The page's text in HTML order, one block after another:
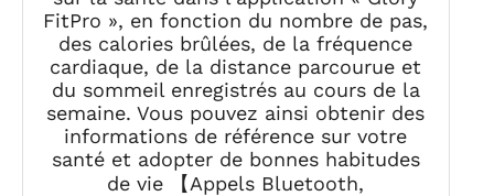
FitPro », en fonction du nombre de pas,
des calories brûlées, de la fréquence
cardiaque, de la distance parcourue et
du sommeil enregistrés au cours de la
semaine. Vous pouvez ainsi obtenir des
informations de référence sur votre
santé et adopter de bonnes habitudes
de vie 【Appels Bluetooth,